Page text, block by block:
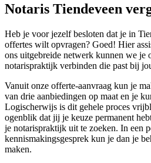
Notaris Tiendeveen
Heb je voor jezelf besloten dat je in
offertes wilt opvragen? Goed! Hier
ons uitgebreide netwerk kunnen we je
notarispraktijk verbinden die past bij
Vanuit onze offerte-aanvraag kun je
van drie aanbiedingen op maat en je
Logischerwijs is dit gehele proces
ogenblik dat jij je keuze permanent
je notarispraktijk uit te zoeken. In een
kennismakingsgesprek kun je dan je
maken.